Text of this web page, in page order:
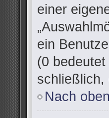
einer
ein
(0
schließlich,
Nach oben